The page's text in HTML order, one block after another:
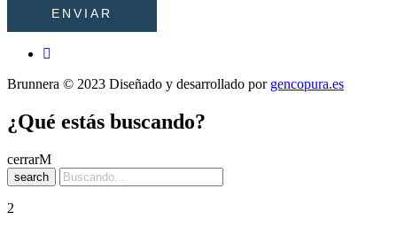
Brunnera © 2023 Diseñado y desarrollado por gencopura.es
¿Qué estás buscando?
cerrar
search